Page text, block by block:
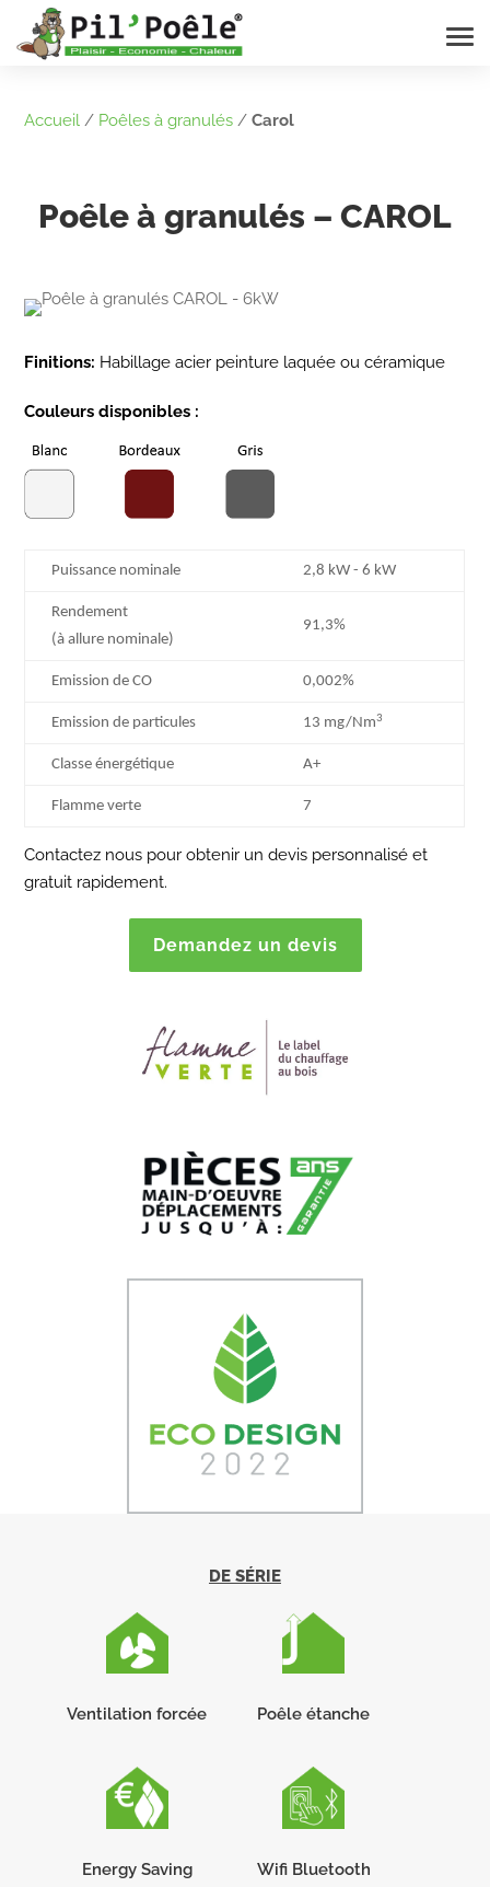
Accueil / Poêles à granulés /Carol
Poêle à granulés – CAROL
Finitions: Habillage acier peinture laquée ou céramique
Couleurs disponibles :
Puissance nominale 2,8 kW - 6 kW
Rendement
(à allure nominale)
91,3%
Emission de CO 0,002%
Emission de particules 13 mg/Nm3
Classe énergétique A+
Flamme verte 7
Contactez nous pour obtenir un devis personnalisé et
gratuit rapidement.
Demandez un devis
DE SÉRIE
Ventilation forcée Poêle étanche
Energy Saving Wifi Bluetooth